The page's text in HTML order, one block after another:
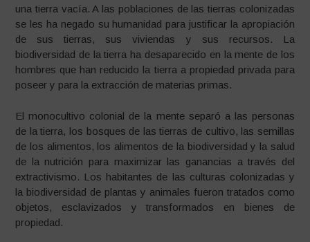
una tierra vacía. A las poblaciones de las tierras colonizadas
se les ha negado su humanidad para justificar la apropiación
de sus tierras, sus viviendas y sus recursos. La
biodiversidad de la tierra ha desaparecido en la mente de los
hombres que han reducido la tierra a propiedad privada para
poseer y para la extracción de materias primas.
El monocultivo colonial de la mente separó a las personas
de la tierra, los bosques de las tierras de cultivo, las semillas
de los alimentos, los alimentos de la biodiversidad y la salud
de la nutrición para maximizar las ganancias a través del
extractivismo. Los habitantes de las culturas colonizadas y
la biodiversidad de plantas y animales fueron tratados como
objetos, esclavizados y transformados en bienes de
propiedad.